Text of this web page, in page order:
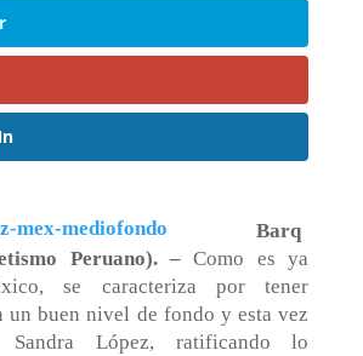
Barq
Peruano). – Como es ya
se caracteriza por tener
un buen nivel de fondo y esta vez
Sandra López, ratificando lo